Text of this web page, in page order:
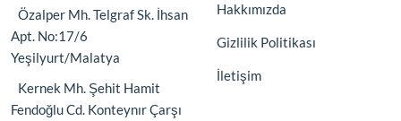
Özalper Mh. Telgraf Sk. İhsan
Apt. No:17/6
Yeşilyurt/Malatya
Kernek Mh. Şehit Hamit
Fendoğlu Cd. Konteynır Çarşı
Hakkımızda
Gizlilik Politikası
İletişim